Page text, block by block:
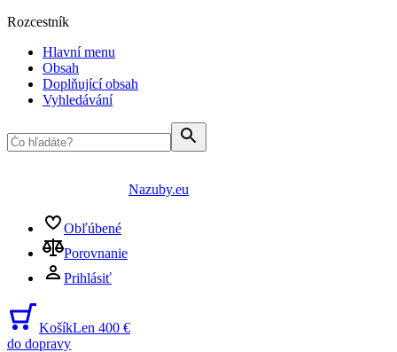
Rozcestník
Hlavní menu
Obsah
Doplňující obsah
Vyhledávání
Nazuby.eu
Obľúbené
Porovnanie
Prihlásiť
KošíkLen 400 €
do dopravy